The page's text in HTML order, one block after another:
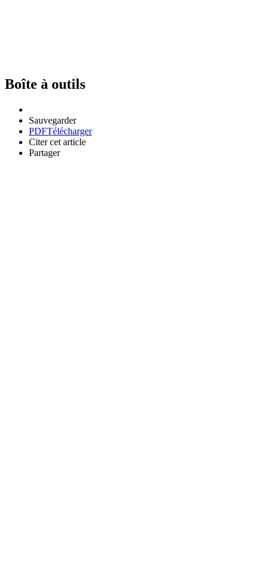
Boîte à outils
Sauvegarder
PDFTélécharger
Citer cet article
Partager